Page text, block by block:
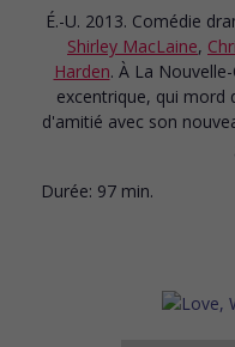
É.-U. 2013. Comédie
Shirley MacLaine,
Harden. À La
excentrique, qui mord
d'amitié avec son
Durée: 97 min.